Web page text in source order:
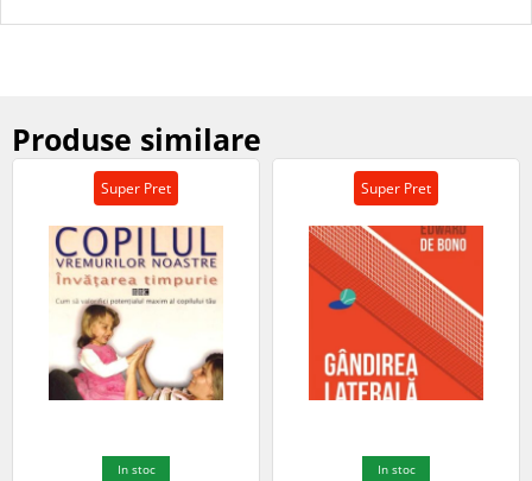
Produse similare
Super Pret
In stoc
Super Pret
In stoc